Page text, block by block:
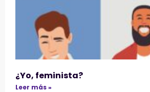
¿Yo, feminista?
Leer más »